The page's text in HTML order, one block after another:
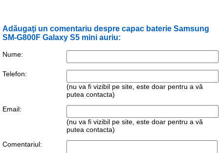
Adăugaţi un comentariu despre capac baterie Samsung
SM-G800F Galaxy S5 mini auriu:
Nume:
Telefon:
(nu va fi vizibil pe site, este doar pentru a vă
putea contacta)
Email:
(nu va fi vizibil pe site, este doar pentru a vă
putea contacta)
Comentariul: